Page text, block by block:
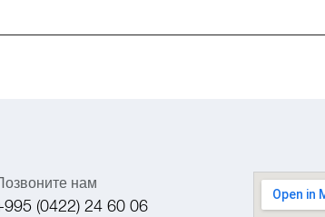
нам
(0422) 24 60 06